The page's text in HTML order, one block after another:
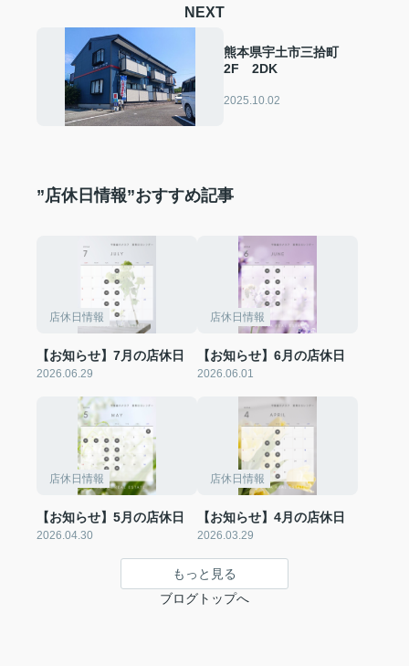
NEXT
熊本県宇土市三拾町
2F 2DK
2025.10.02
”店休日情報”おすすめ記事
店休日情報
【お知らせ】7月の店休日
2026.06.29
店休日情報
【お知らせ】6月の店休日
2026.06.01
店休日情報
【お知らせ】5月の店休日
2026.04.30
店休日情報
【お知らせ】4月の店休日
2026.03.29
もっと見る
ブログトップへ